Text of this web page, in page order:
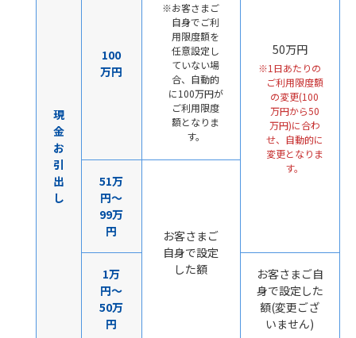
現
金
お
引
出
し
100
万円
お客さまご
自身でご利
用限度額を
任意設定し
ていない場
合、自動的
に100万円が
ご利用限度
額となりま
す。
50万円
1日あたりの
ご利用限度額
の変更(100
万円から50
万円)に合わ
せ、自動的に
変更となりま
す。
51万
円～
99万
円
お客さまご
自身で設定
した額
1万
円～
50万
円
お客さまご自
身で設定した
額(変更ござ
いません)